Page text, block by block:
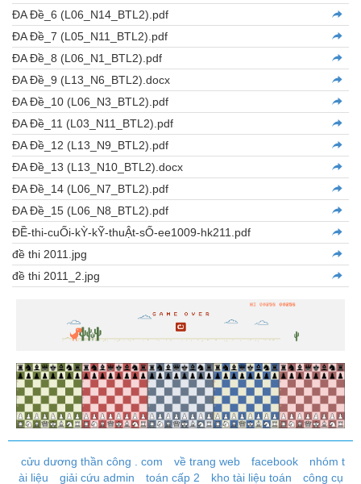
ĐA Đề_6 (L06_N14_BTL2).pdf
ĐA Đề_7 (L05_N11_BTL2).pdf
ĐA Đề_8 (L06_N1_BTL2).pdf
ĐA Đề_9 (L13_N6_BTL2).docx
ĐA Đề_10 (L06_N3_BTL2).pdf
ĐA Đề_11 (L03_N11_BTL2).pdf
ĐA Đề_12 (L13_N9_BTL2).pdf
ĐA Đề_13 (L13_N10_BTL2).docx
ĐA Đề_14 (L06_N7_BTL2).pdf
ĐA Đề_15 (L06_N8_BTL2).pdf
ĐỀ-thi-cuỐi-kỲ-kỸ-thuẬt-sỐ-ee1009-hk211.pdf
đề thi 2011.jpg
đề thi 2011_2.jpg
cửu dương thần công . com về trang web facebook
nhóm t
ài liệu
giải cứu admin toán cấp 2 kho tài liệu toán công cụ